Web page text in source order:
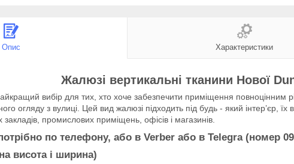
Опис Характеристики
Жалюзі вертикальні тканини Нової
вибір для тих, хто хоче забезпечити приміщення повноцінним
огляду з вулиці. Цей вид жалюзі підходить під будь - який інтер’єр,
промислових приміщень, офісів і магазинів.
по телефону, або в Verber або в Telegra (номер
висота і ширина)